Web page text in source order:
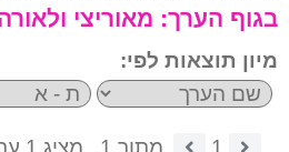
בגוף הערך: מאוריצי
מיון תוצאות לפי:
1 מתוך 1.
מציג 1 ערכים.